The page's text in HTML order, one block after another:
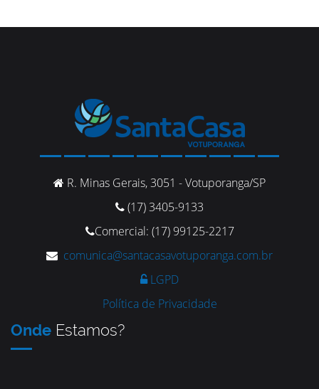
R. Minas Gerais, 3051 - Votuporanga/SP
(17) 3405-9133
Comercial: (17) 99125-2217
comunica@santacasavotuporanga.com.br
LGPD
Política de Privacidade
Onde Estamos?